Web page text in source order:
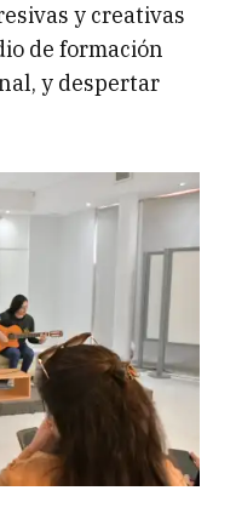
y creativas
de formación
y despertar